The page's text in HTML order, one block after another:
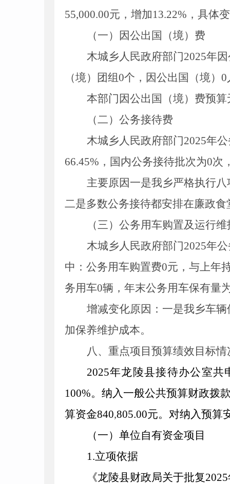
55,000.00元，增加13.22%，具体
（一）
因公出国（境）费
木城乡人民政府部门2025年
（境）团组0个，因公出国（境）
本部门因公出国（境）费预算
（二） 公务接待费
木城乡人民政府部门2025年
66.45%，国内公务接待批次为0次
主要原因一是我乡严格执行
二是多数公务接待都安排在廉政
（三） 公务用车购置及运行维
木城乡人民政府部门2025年
中：公务用车购置费0元，与上年
务用车0辆，年末公务用车保有量
增减变化原因 ： 一是我乡车
加保养维护成本。
八、重点项目预算绩效目标情
2025年龙陵县接待办公室共
100%。纳入一般公共预算财政拨
算资金840,805.00元。对纳入预算
（一）单位自有资金项目
1.立项依据
《龙陵县财政局关于批复2025